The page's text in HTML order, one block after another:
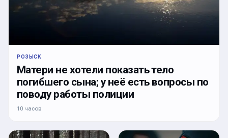
РОЗЫСК
Матери не хотели показать тело
погибшего сына; у неё есть вопросы по
поводу работы полиции
10 часов